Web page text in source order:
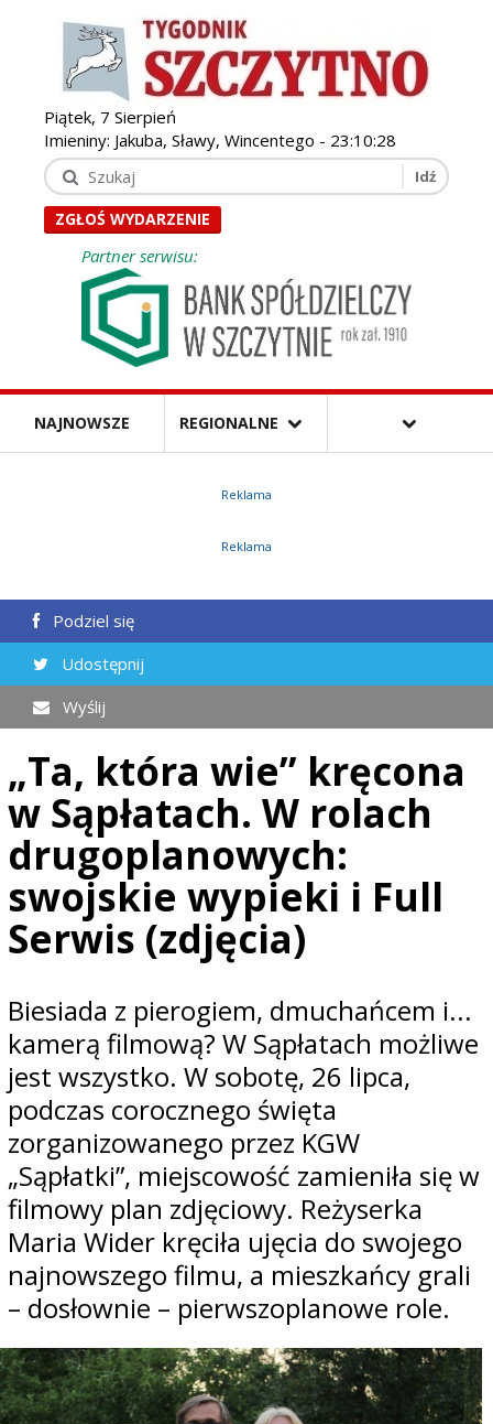
Piątek, 7 Sierpień
Imieniny: Jakuba, Sławy, Wincentego - 23:10:29
ZGŁOŚ WYDARZENIE
Partner serwisu:
NAJNOWSZE REGIONALNE
Reklama
Reklama
Podziel się
Udostępnij
Wyślij
„Ta, która wie” kręcona
w Sąpłatach. W rolach
drugoplanowych:
swojskie wypieki i Full
Serwis (zdjęcia)
Biesiada z pierogiem, dmuchańcem i...
kamerą filmową? W Sąpłatach możliwe
jest wszystko. W sobotę, 26 lipca,
podczas corocznego święta
zorganizowanego przez KGW
„Sąpłatki”, miejscowość zamieniła się w
filmowy plan zdjęciowy. Reżyserka
Maria Wider kręciła ujęcia do swojego
najnowszego filmu, a mieszkańcy grali
– dosłownie – pierwszoplanowe role.